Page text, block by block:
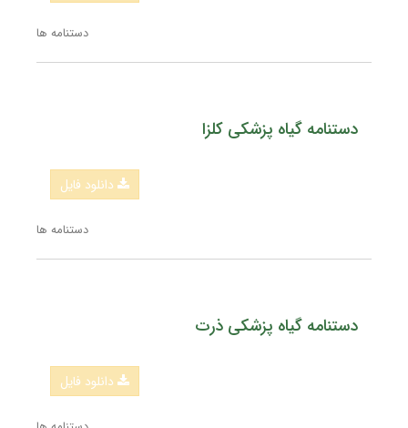
دستنامه ها
دستنامه گیاه پزشکی کلزا
دانلود فایل
دستنامه ها
دستنامه گیاه پزشکی ذرت
دانلود فایل